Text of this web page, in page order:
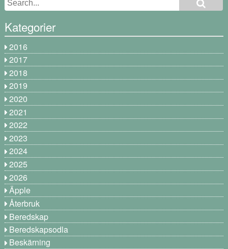
Kategorier
2016
2017
2018
2019
2020
2021
2022
2023
2024
2025
2026
Äpple
Återbruk
Beredskap
Beredskapsodla
Beskärning